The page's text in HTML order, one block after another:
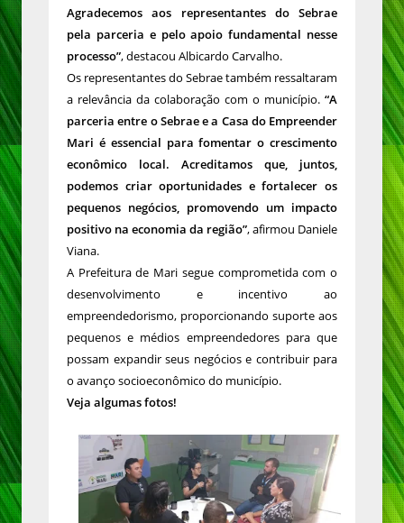
Agradecemos aos representantes do Sebrae
pela parceria e pelo apoio fundamental nesse
processo”, destacou Albicardo Carvalho.
Os representantes do Sebrae também ressaltaram
a relevância da colaboração com o município. “A
parceria entre o Sebrae e a Casa do Empreender
Mari é essencial para fomentar o crescimento
econômico local. Acreditamos que, juntos,
podemos criar oportunidades e fortalecer os
pequenos negócios, promovendo um impacto
positivo na economia da região”, afirmou Daniele
Viana.
A Prefeitura de Mari segue comprometida com o
desenvolvimento e incentivo ao
empreendedorismo, proporcionando suporte aos
pequenos e médios empreendedores para que
possam expandir seus negócios e contribuir para
o avanço socioeconômico do município.
Veja algumas fotos!